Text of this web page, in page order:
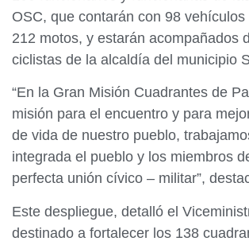
OSC, que contarán con 98
212 motos, y estarán acompañados
ciclistas de la alcaldía del municipio
“En la Gran Misión Cuadrantes de
misión para el encuentro y para
de vida de nuestro pueblo,
integrada el pueblo y los miembros
perfecta unión cívico – militar”,
Este despliegue, detalló el
destinado a fortalecer los 138